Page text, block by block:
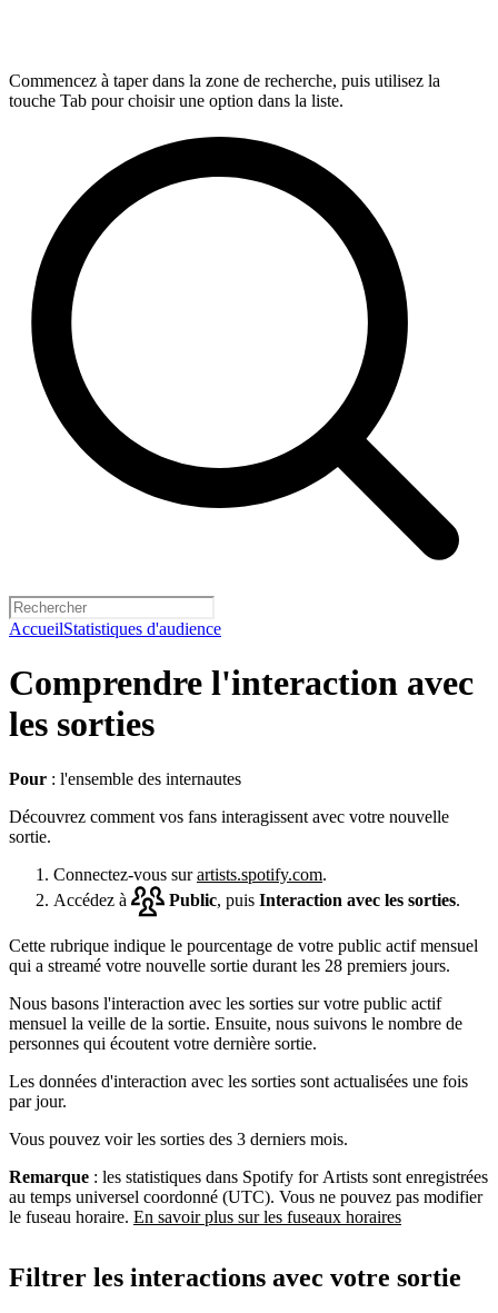
Commencez à taper dans la zone de recherche, puis utilisez la
touche Tab pour choisir une option dans la liste.
AccueilStatistiques d'audience
Comprendre l'interaction avec
les sorties
Pour : l'ensemble des internautes
Découvrez comment vos fans interagissent avec votre nouvelle
sortie.
Connectez-vous surartists.spotify.com.
Accédez à
Public, puis Interaction avec les sorties.
Cette rubrique indique le pourcentage de votre public actif mensuel
qui a streamé votre nouvelle sortie durant les 28 premiers jours.
Nous basons l'interaction avec les sorties sur votre public actif
mensuel la veille de la sortie. Ensuite, nous suivons le nombre de
personnes qui écoutent votre dernière sortie.
Les données d'interaction avec les sorties sont actualisées une fois
par jour.
Vous pouvez voir les sorties des 3 derniers mois.
Remarque : les statistiques dans Spotify for Artists sont enregistrées
au temps universel coordonné (UTC). Vous ne pouvez pas modifier
le fuseau horaire. En savoir plus sur les fuseaux horaires
Filtrer les interactions avec votre sortie